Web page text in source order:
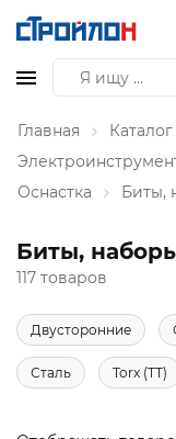
Главная Каталог
Оснастка
Биты,
Биты,
117 товаров
Двусторонние
Сталь Torx (TT)